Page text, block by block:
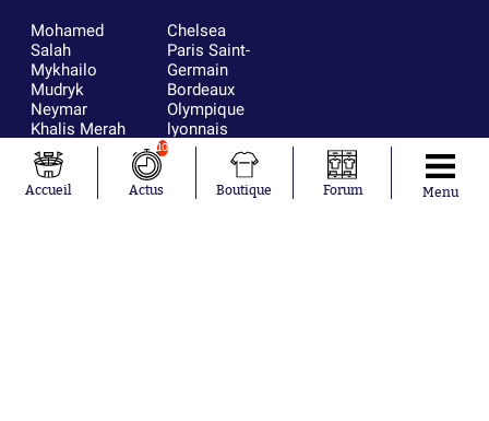
Mohamed
Salah
Mykhailo
Mudryk
Neymar
Khalis Merah
Loïs Openda
Moussa
Niakhaté
Chelsea
Paris Saint-
Germain
Bordeaux
Olympique
lyonnais
FIFA
Real Madrid
RC Strasbourg
Accueil
10
Actus Boutique Forum Menu